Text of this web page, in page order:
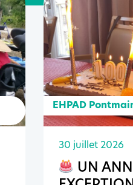
EHPAD
30 juillet 2026
UN